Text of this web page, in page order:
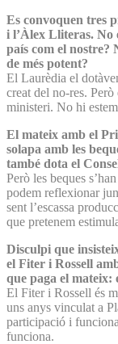
Es convoquen tres
i l’Àlex Lliteras. No
país com el nostre?
de més potent?
El Laurèdia el
creat del no-res.
ministeri. No hi
El mateix amb el
solapa amb les
també dota el
Però les beques
podem reflexionar
sent l’escassa
que pretenem
Disculpi que
el Fiter i Rossell
que paga el mateix:
El Fiter i Rossell és
uns anys vinculat a
participació i
funciona.